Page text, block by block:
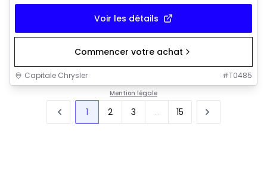
Voir les détails
Commencer votre achat
Capitale Chrysler #T0485
Mention légale
1 2 3 ... 15